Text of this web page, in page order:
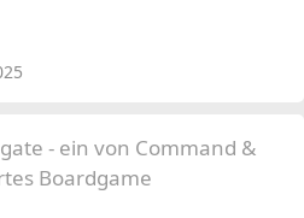
- ein von Command &
Boardgame